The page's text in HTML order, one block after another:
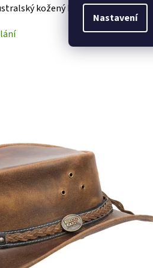
Nastavení
kožený klobouk Rugged Earth